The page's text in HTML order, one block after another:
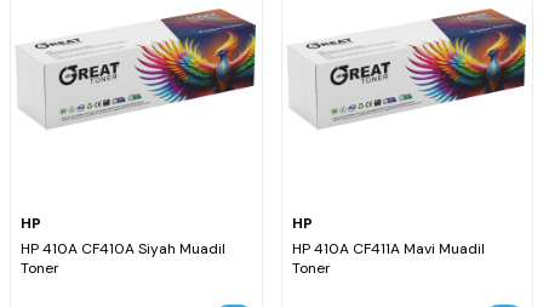
HP
HP 410A CF410A Siyah Muadil
Toner
HP
HP 410A CF411A Mavi Muadil
Toner